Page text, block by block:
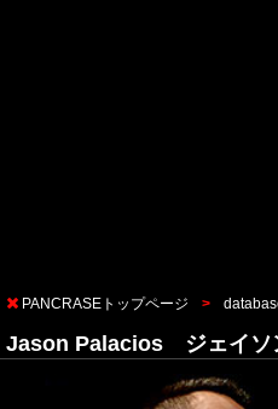
PANCRASEトップページ
Jason Palacios ジェイソ